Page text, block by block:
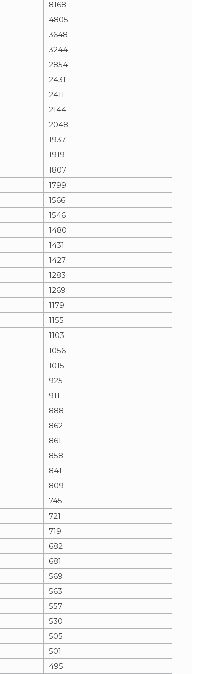
e
t
8168
4805
3648
3244
2854
2431
2411
2144
2048
1937
1919
1807
1799
1566
1546
1480
1431
1427
1283
1269
1179
1155
1103
1056
1015
925
911
888
862
861
858
841
809
745
721
719
682
681
569
563
557
530
505
501
495